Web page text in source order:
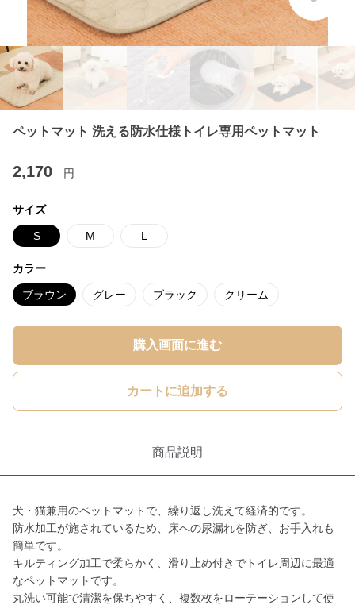
ペットマット 洗える防水仕様トイレ専用ペットマット
2,170 円
サイズ
S M L
カラー
ブラウン グレー ブラック クリーム
購入画面に進む
カートに追加する
商品説明
犬・猫兼用のペットマットで、繰り返し洗えて経済的です。
防水加工が施されているため、床への尿漏れを防ぎ、お手入れも
簡単です。
キルティング加工で柔らかく、滑り止め付きでトイレ周辺に最適
なペットマットです。
丸洗い可能で清潔を保ちやすく、複数枚をローテーションして使